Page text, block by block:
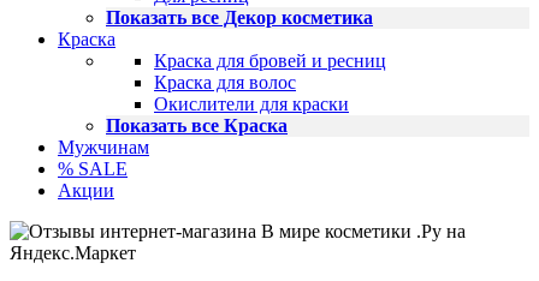
Показать все Декор косметика
Краска
Краска для бровей и ресниц
Краска для волос
Окислители для краски
Показать все Краска
Мужчинам
% SALE
Акции